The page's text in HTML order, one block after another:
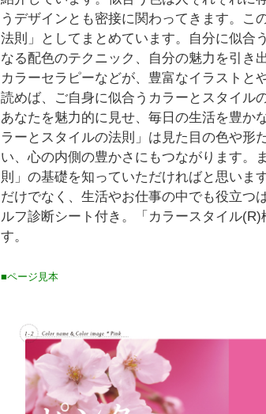
うデザインとも密接に関わってきます。こ
法則」としてまとめています。自分に似合
なる配色のテクニック、自分の魅力を引き
カラーセラピーなどが、豊富なイラストと
読めば、ご自身に似合うカラーとスタイル
あなたを魅力的に見せ、毎日の生活を豊か
ラーとスタイルの法則」は見た目の色や形
い、心の内側の豊かさにもつながります。
則」の基礎を知っていただければと思いま
だけでなく、生活やお仕事の中でも役立つ
ルフ診断シート付き。「カラースタイル
す。
■ページ見本